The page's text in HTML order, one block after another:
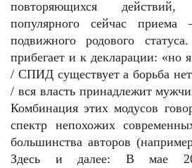
повторяющихся
популярного сейчас
подвижного родового
прибегает и к декларации: «но
/ СПИД существует а борьба
/ вся власть принадлежит
Комбинация этих модусов
спектр непохожих
большинства авторов
Здесь и далее: В мае